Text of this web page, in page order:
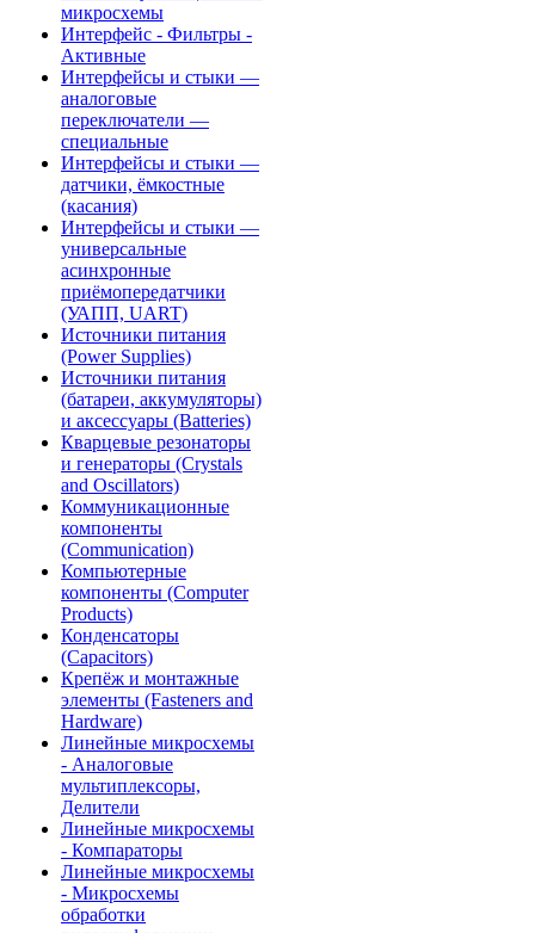
микросхемы
Интерфейс - Фильтры -
Активные
Интерфейсы и стыки —
аналоговые
переключатели —
специальные
Интерфейсы и стыки —
датчики, ёмкостные
(касания)
Интерфейсы и стыки —
универсальные
асинхронные
приёмопередатчики
(УАПП, UART)
Источники питания
(Power Supplies)
Источники питания
(батареи, аккумуляторы)
и аксессуары (Batteries)
Кварцевые резонаторы
и генераторы (Crystals
and Oscillators)
Коммуникационные
компоненты
(Communication)
Компьютерные
компоненты (Computer
Products)
Конденсаторы
(Capacitors)
Крепёж и монтажные
элементы (Fasteners and
Hardware)
Линейные микросхемы
- Аналоговые
мультиплексоры,
Делители
Линейные микросхемы
- Компараторы
Линейные микросхемы
- Микросхемы
обработки